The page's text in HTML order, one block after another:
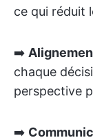
ce qui réduit
➡️
chaque
perspective
➡️